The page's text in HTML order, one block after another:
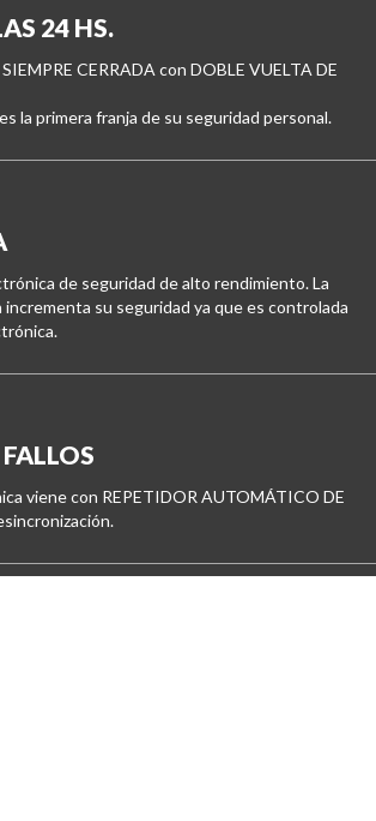
24 HS.
CERRADA con DOBLE VUELTA DE
la primera franja de su seguridad personal.
de seguridad de alto rendimiento. La
su seguridad ya que es controlada
viene con REPETIDOR AUTOMÁTICO DE